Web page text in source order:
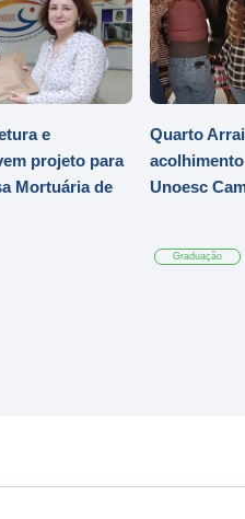
e
projeto para
Mortuária de
Quarto
Unoesc
Graduação